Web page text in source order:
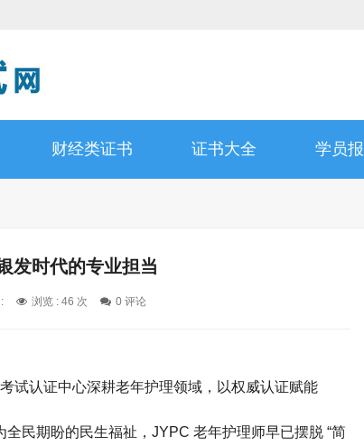
财经类证书 证书大全 学员
发时代的专业担当​
浏览 : 46 次 0 评论
试认证中心深耕老年护理领域，以权威认证赋能
民期盼的民生福祉，JYPC 老年护理师早已摆脱 “简